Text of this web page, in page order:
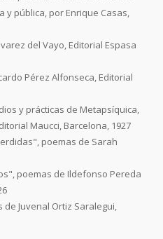
pública, por Enrique Casas,
del Vayo, Editorial Espasa
Pérez Alfonseca, Editorial
y prácticas de Metapsíquica,
Maucci, Barcelona, 1927
poemas de Sarah
poemas de Ildefonso Pereda
Juvenal Ortiz Saralegui,